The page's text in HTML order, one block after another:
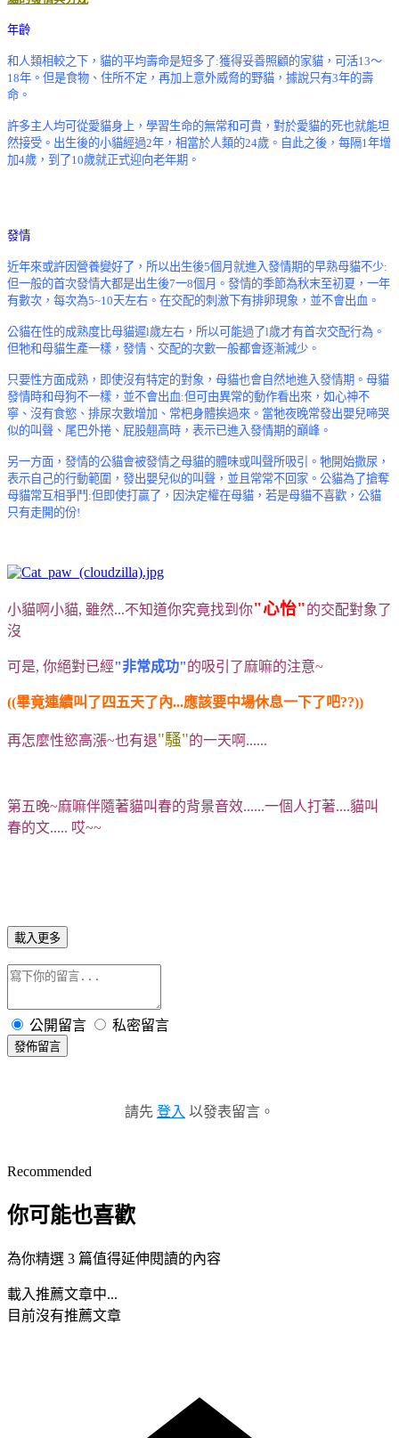
年齡
和人類相較之下，貓的平均壽命是短多了:獲得妥善照顧的家貓，可活13～
18年。但是食物、住所不定，再加上意外威脅的野貓，據說只有3年的壽
命。
許多主人均可從愛貓身上，學習生命的無常和可貴，對於愛貓的死也就能坦
然接受。出生後的小貓經過2年，相當於人類的24歲。自此之後，每隔1年增
加4歲，到了10歲就正式迎向老年期。
發情
近年來或許因營養變好了，所以出生後5個月就進入發情期的早熟母貓不少:
但一般的首次發情大都是出生後7一8個月。發情的季節為秋末至初夏，一年
有數次，每次為5~10天左右。在交配的刺激下有排卵現象，並不會出血。
公貓在性的成熟度比母貓遲l歲左右，所以可能過了l歲才有首次交配行為。
但牠和母貓生產一樣，發情、交配的次數一般都會逐漸減少。
只要性方面成熟，即使沒有特定的對象，母貓也會自然地進入發情期。母貓
發情時和母狗不一樣，並不會出血:但可由異常的動作看出來，如心神不
寧、沒有食慾、排尿次數增加、常杷身體挨過來。當牠夜晚常發出嬰兒啼哭
似的叫聲、尾巴外捲、屁股翹高時，表示已進入發情期的巔峰。
另一方面，發情的公貓會被發情之母貓的體味或叫聲所吸引。牠開始撒尿，
表示自己的行動範圍，發出嬰兒似的叫聲，並且常常不回家。公貓為了搶奪
母貓常互相爭鬥:但即使打贏了，因決定權在母貓，若是母貓不喜歡，公貓
只有走開的份!
小貓啊小貓, 雖然...不知道你究竟找到你"心怡"的交配對象了
沒
可是, 你絕對已經"非常成功"的吸引了麻嘛的注意~
((畢竟連續叫了四五天了內...應該要中場休息一下了吧??))
再怎麼性慾高漲~也有退"騷"的一天啊......
第五晚~麻嘛伴隨著貓叫春的背景音效......一個人打著....貓叫
春的文..... 哎~~
載入更多
公開留言 私密留言
發佈留言
請先 登入 以發表留言。
Recommended
你可能也喜歡
為你精選 3 篇值得延伸閱讀的內容
載入推薦文章中...
目前沒有推薦文章